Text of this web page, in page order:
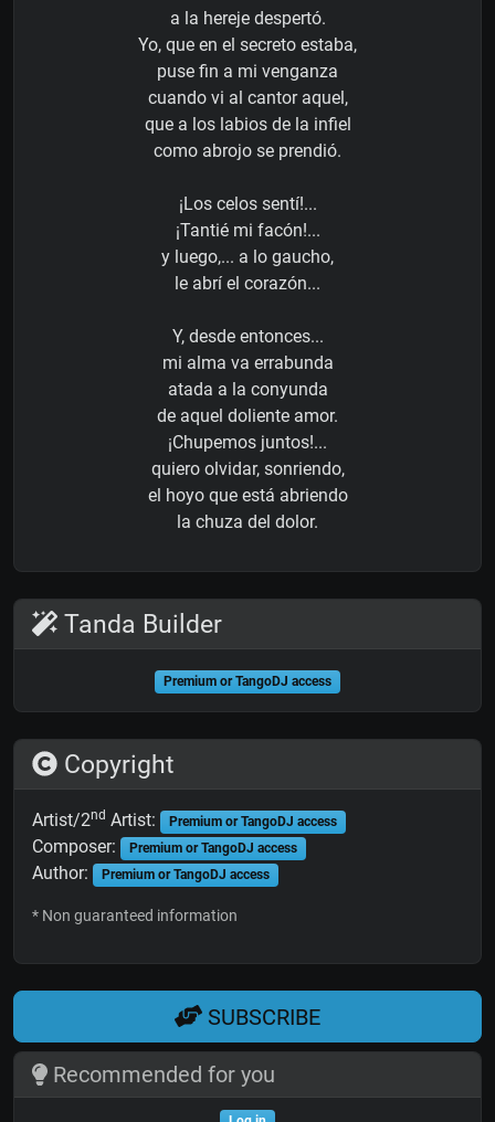
a la hereje despertó.
Yo, que en el secreto estaba,
puse fin a mi venganza
cuando vi al cantor aquel,
que a los labios de la infiel
como abrojo se prendió.
¡Los celos sentí!...
¡Tantié mi facón!...
y luego,... a lo gaucho,
le abrí el corazón...
Y, desde entonces...
mi alma va errabunda
atada a la conyunda
de aquel doliente amor.
¡Chupemos juntos!...
quiero olvidar, sonriendo,
el hoyo que está abriendo
la chuza del dolor.
Tanda Builder
Premium or TangoDJ access
Copyright
Artist/2nd Artist: Premium or TangoDJ access
Composer: Premium or TangoDJ access
Author: Premium or TangoDJ access
* Non guaranteed information
SUBSCRIBE
Recommended for you